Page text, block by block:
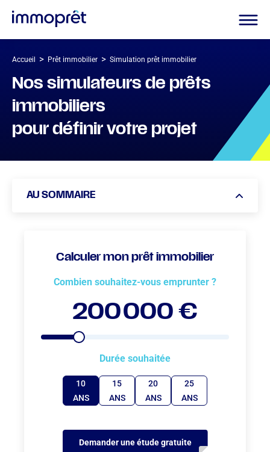
Accueil > Prêt immobilier > Simulation prêt immobilier
Nos simulateurs de prêts
immobiliers
pour définir votre projet
AU SOMMAIRE
Qu’est-ce qui définit la mensualité d’un prêt immobilier ?
Comment définir la mensualité maximale d’un crédit
Immoprêt vous accompagne étape par étape dans votre
Calculer mon prêt immobilier
Combien souhaitez-vous emprunter ?
200 000 €
Durée souhaitée
10
ANS
15
ANS
20
ANS
25
ANS
Demander une étude gratuite